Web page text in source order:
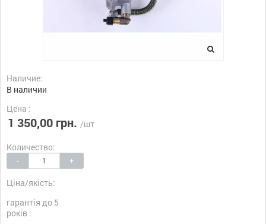
Наличие:
В наличии
Цена :
1 350,00 грн. /шт
Количество:
- +
Ціна/якість:
гарантія до 5
років :